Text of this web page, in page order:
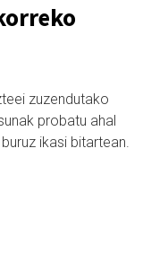
zuzendutako
probatu ahal
ikasi bitartean.